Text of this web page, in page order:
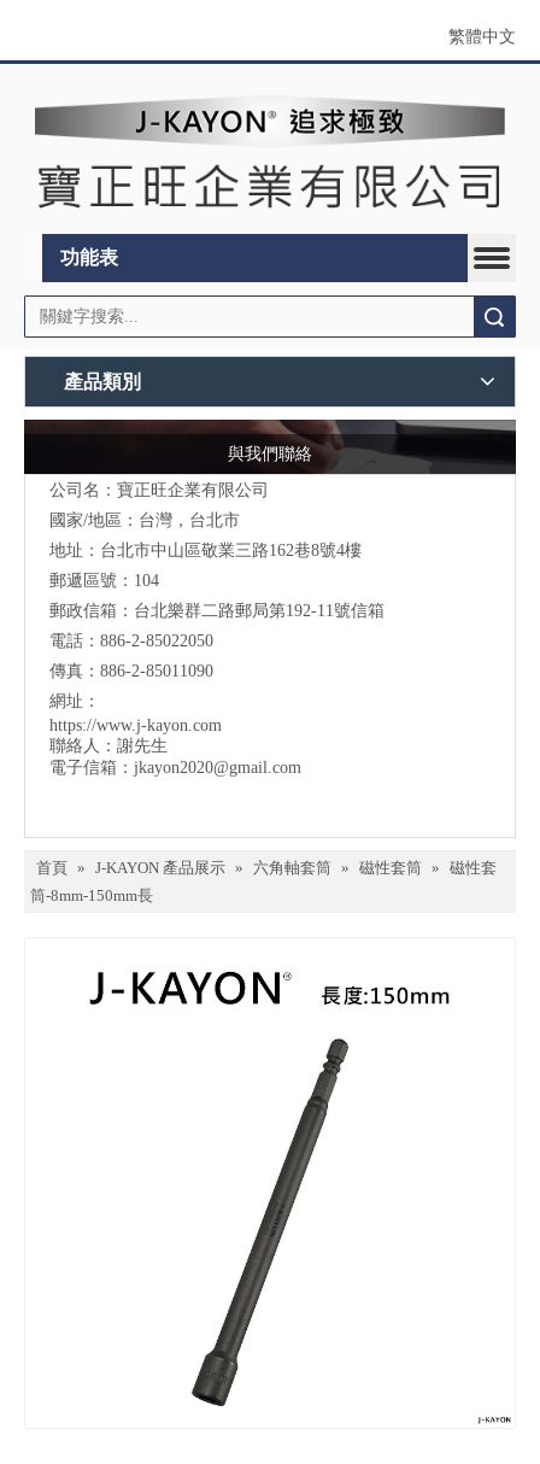
繁體中文
功能表
產品類別
與我們聯絡
公司名：寶正旺企業有限公司
國家/地區：台灣，台北市
地址：台北市中山區敬業三路162巷8號4樓
郵遞區號：104
郵政信箱：台北樂群二路郵局第192-11號信箱
電話：886-2-85022050
傳真：886-2-85011090
網址：
https://www.j-kayon.com
聯絡人：謝先生
電子信箱： jkayon2020@gmail.com
首頁 » J-KAYON 產品展示 » 六角軸套筒 » 磁性套筒 » 磁性套
筒-8mm-150mm長